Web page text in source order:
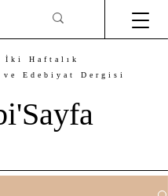
İki Haftalık
Edebiyat Dergisi